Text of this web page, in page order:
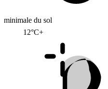
minimale du sol
12°C+